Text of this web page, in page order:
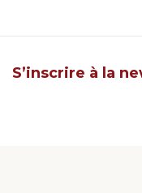
S’inscrire à la